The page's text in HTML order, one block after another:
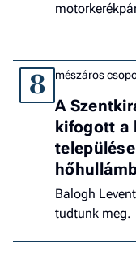
8 mészáros
A
kifogott a
Balogh
tudtunk meg.